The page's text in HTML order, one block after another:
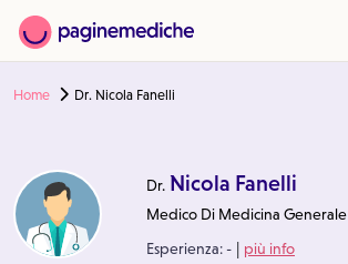
Home Dr. Nicola Fanelli
Dr. Nicola Fanelli
Medico Di Medicina Generale
Esperienza:- | più info